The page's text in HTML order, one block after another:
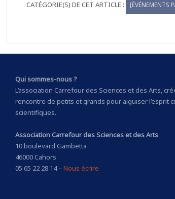
[ÉVÉNEMENTS
Qui sommes-nous ?
L’association Carrefour des Sciences et des Arts,
rencontre de petits et grands pour aiguiser l’esprit
scientifiques.
Association Carrefour des Sciences et des Arts
10 boulevard Gambetta
46000 Cahors
05 65 22 28 14 – Nous écrire